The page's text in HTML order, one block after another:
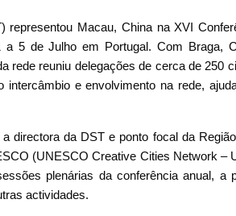
Macau, China na XVI
5 de Julho em Portugal. Com Braga,
rede reuniu delegações de cerca de 250
intercâmbio e envolvimento na rede,
directora da DST e ponto focal da
(UNESCO Creative Cities Network –
plenárias da conferência anual, a
actividades.